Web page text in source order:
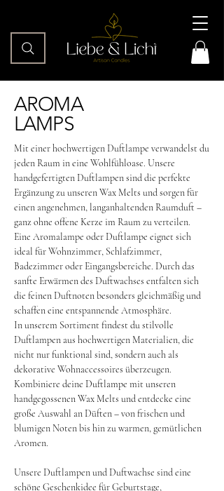
AROMA
LAMPS
Mit einer hochwertigen Duftlampe verwandelst du
jeden Raum in eine Wohlfühloase. Unsere
handgefertigten Duftlampen sind die perfekte
Ergänzung zu unseren Wax Melts und sorgen für
einen angenehmen, langanhaltenden Raumduft –
ganz ohne offene Kerze im Raum zu verteilen.
Eine Aromalampe oder Duftlampe eignet sich
ideal für Wohnzimmer, Schlafzimmer,
Badezimmer oder Eingangsbereiche. Durch das
sanfte Erwärmen des Duftwachses entfalten sich
die feinen Duftnoten besonders gleichmäßig und
schaffen eine entspannende Atmosphäre.
In unserem Sortiment findest du stilvolle
Duftlampen aus hochwertigen Materialien, die
nicht nur funktional sind, sondern auch als
dekorative Wohnaccessoires überzeugen.
Kombiniere deine Duftlampe mit unseren
handgegossenen Wax Melts und entdecke eine
große Auswahl an Düften – von frischen und
blumigen Noten bis hin zu warmen, gemütlichen
Aromen.
Unsere Duftlampen und Duftwachse sind eine
schöne Geschenkidee für Geburtstage,